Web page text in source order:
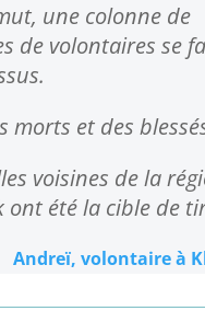
une colonne de
de volontaires se
morts et des
voisines de la
ont ​​été la cible de
Andreï, volontaire à